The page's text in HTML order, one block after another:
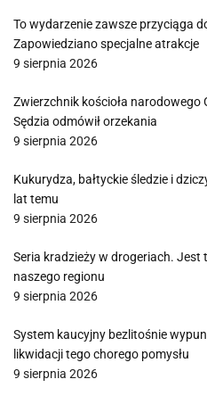
To wydarzenie zawsze przyciąga
Zapowiedziano specjalne atrakcje
9 sierpnia 2026
Zwierzchnik kościoła narodowego
Sędzia odmówił orzekania
9 sierpnia 2026
Kukurydza, bałtyckie śledzie i
lat temu
9 sierpnia 2026
Seria kradzieży w drogeriach.
naszego regionu
9 sierpnia 2026
System kaucyjny bezlitośnie
likwidacji tego chorego pomysłu
9 sierpnia 2026